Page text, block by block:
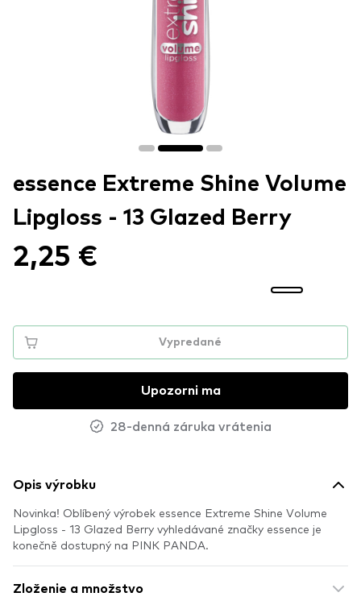
essence Extreme Shine Volume
Lipgloss - 13 Glazed Berry
2,25 €
Vypredané
Upozorni ma
28-denná záruka vrátenia
Opis výrobku
Novinka! Oblíbený výrobek essence Extreme Shine Volume
Lipgloss - 13 Glazed Berry vyhledávané značky essence je
konečně dostupný na PINK PANDA.
Zloženie a množstvo